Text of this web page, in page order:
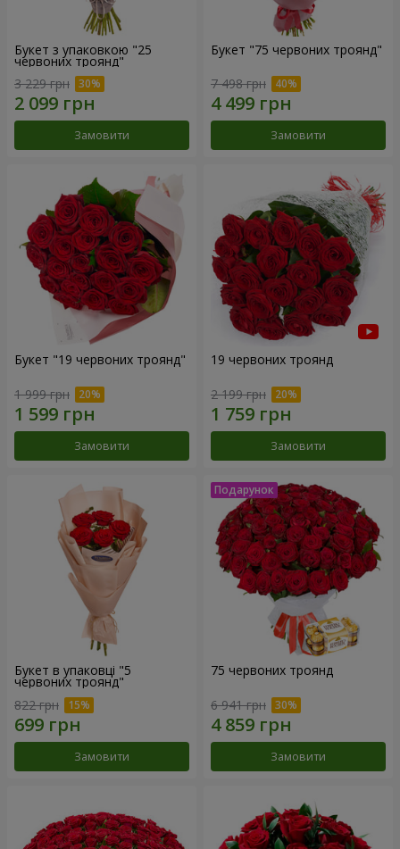
Букет з упаковкою "25
червоних троянд"
3 229 грн
Замовити
Букет "75 червоних троянд"
7 498 грн
Замовити
Букет "19 червоних троянд"
1 999 грн
Замовити
19 червоних троянд
2 199 грн
Замовити
Букет в упаковці "5
червоних троянд"
822 грн
Замовити
75 червоних троянд
6 941 грн
Замовити